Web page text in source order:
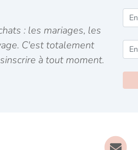
: les mariages, les
C'est totalement
à tout moment.